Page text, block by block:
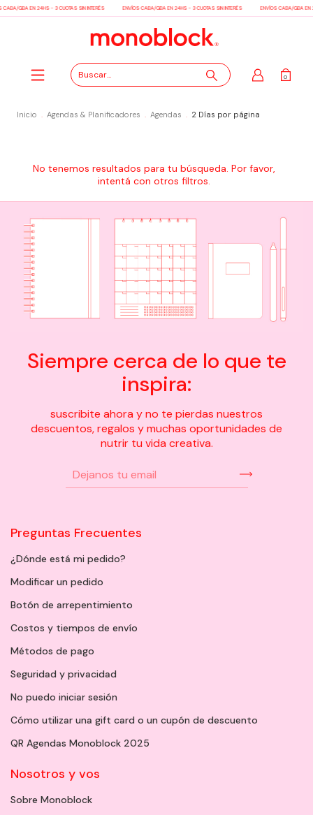
CABA/GBA EN 24HS - 3 CUOTAS SIN INTERÉS ENVÍOS CABA/GBA EN 24HS - 3 CUOTAS SIN INTERÉS ENVÍOS CABA/GBA EN
0
Inicio . Agendas & Planificadores . Agendas . 2 Días por página
No tenemos resultados para tu búsqueda. Por favor,
intentá con otros filtros.
Siempre cerca de lo que te
inspira:
suscribite ahora y no te pierdas nuestros
descuentos, regalos y muchas oportunidades de
nutrir tu vida creativa.
Preguntas Frecuentes
¿Dónde está mi pedido?
Modificar un pedido
Botón de arrepentimiento
Costos y tiempos de envío
Métodos de pago
Seguridad y privacidad
No puedo iniciar sesión
Cómo utilizar una gift card o un cupón de descuento
QR Agendas Monoblock 2025
Nosotros y vos
Sobre Monoblock